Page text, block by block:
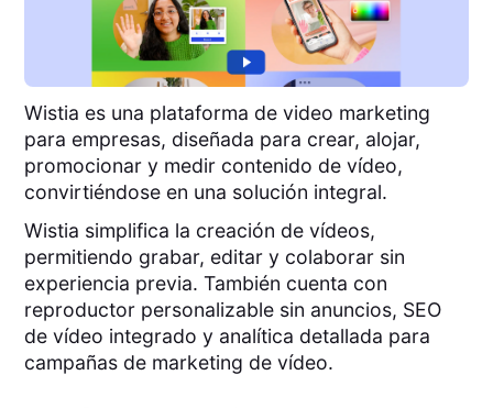
Wistia es una plataforma de video marketing
para empresas, diseñada para crear, alojar,
promocionar y medir contenido de vídeo,
convirtiéndose en una solución integral.
Wistia simplifica la creación de vídeos,
permitiendo grabar, editar y colaborar sin
experiencia previa. También cuenta con
reproductor personalizable sin anuncios, SEO
de vídeo integrado y analítica detallada para
campañas de marketing de vídeo.